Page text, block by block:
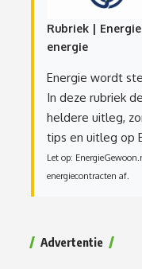
Rubriek |
energie
Energie wordt
In deze rubriek
heldere uitleg,
tips en uitleg op
Let op:
energiecontracten af.
Advertentie